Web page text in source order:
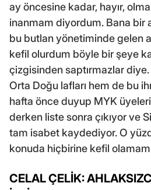
ay öncesine kadar, hayır,
inanmam diyordum. Bana bir
bu butlan yönetiminde gelen
kefil olurdum böyle bir şeye
çizgisinden saptırmazlar
Orta Doğu lafları hem de bu
hafta önce duyup MYK
derken liste sonra çıkıyor ve
tam isabet kaydediyor. O
konuda hiçbirine kefil
CELAL ÇELİK: